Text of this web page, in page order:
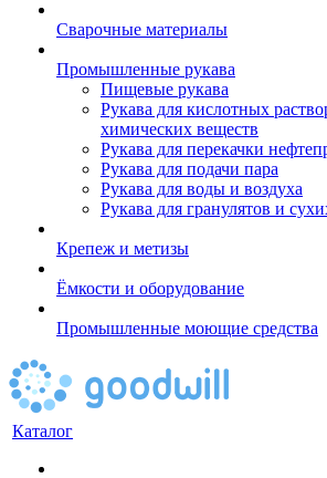
Сварочные материалы
Промышленные рукава
Пищевые рукава
Рукава для кислотных
химических веществ
Рукава для перекачки
Рукава для подачи пара
Рукава для воды и воздуха
Рукава для гранулятов и
Крепеж и метизы
Ёмкости и оборудование
Промышленные моющие средства
Каталог